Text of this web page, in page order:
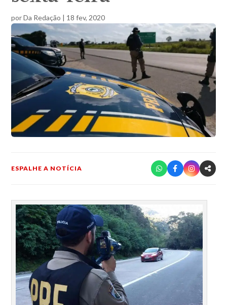
porDa Redação | 18 fev, 2020
ESPALHE A NOTÍCIA